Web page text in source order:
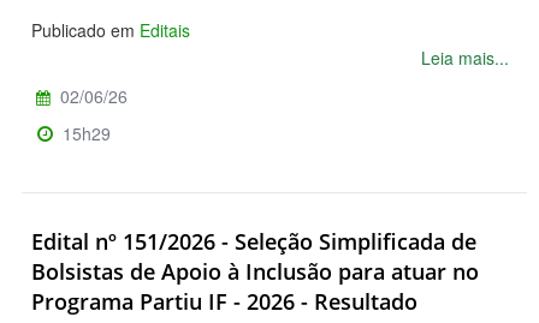
Publicado em Editais
Leia mais...
02/06/26
15h29
Edital nº 151/2026 - Seleção Simplificada de
Bolsistas de Apoio à Inclusão para atuar no
Programa Partiu IF - 2026 - Resultado